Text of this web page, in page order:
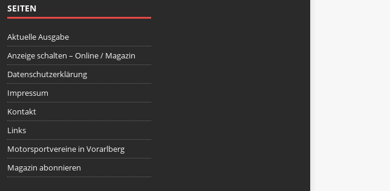
SEITEN
Aktuelle Ausgabe
Anzeige schalten – Online / Magazin
Datenschutzerklärung
Impressum
Kontakt
Links
Motorsportvereine in Vorarlberg
Magazin abonnieren